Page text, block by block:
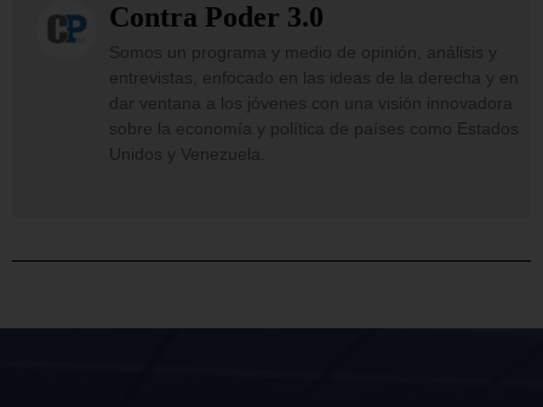
Contra Poder 3.0
Somos un programa y medio de opinión, análisis y
entrevistas, enfocado en las ideas de la derecha y en
dar ventana a los jóvenes con una visión innovadora
sobre la economía y política de países como Estados
Unidos y Venezuela.